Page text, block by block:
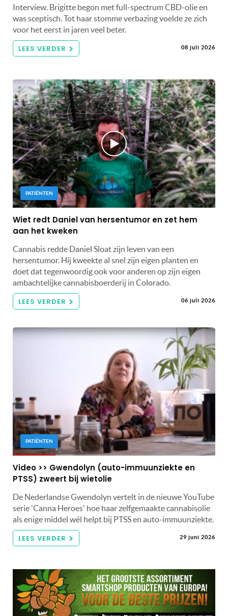
Interview. Brigitte begon met full-spectrum CBD-olie en
was sceptisch. Tot haar stomme verbazing voelde ze zich
voor het eerst in jaren veel beter.
LEES VERDER 08 juli 2026
PATIËNTEN
Wiet redt Daniel van hersentumor en zet hem
aan het kweken
Cannabis redde Daniel Sloat zijn leven van een
hersentumor. Hij kweekte al snel zijn eigen planten en
doet dat tegenwoordig ook voor anderen op zijn eigen
ambachtelijke cannabisboerderij in Colorado.
LEES VERDER 06 juli 2026
PATIËNTEN
Video >> Gwendolyn (auto-immuunziekte en
PTSS) zweert bij wietolie
De Nederlandse Gwendolyn vertelt in de nieuwe YouTube
serie 'Canna Heroes' hoe haar zelfgemaakte cannabisolie
als enige middel wél helpt bij PTSS en auto-immuunziekte.
LEES VERDER 29 juni 2026